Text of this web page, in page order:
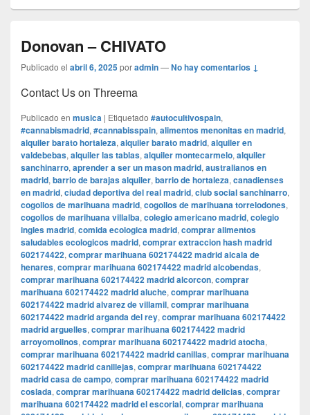
Donovan – CHIVATO
Publicado el abril 6, 2025poradmin—No hay comentarios ↓
Contact Us on Threema
Publicado en musica | Etiquetado #autocultivospain,
#cannabismadrid, #cannabisspain, alimentos menonitas en madrid,
alquiler barato hortaleza, alquiler barato madrid, alquiler en
valdebebas, alquiler las tablas, alquiler montecarmelo, alquiler
sanchinarro, aprender a ser un mason madrid, australianos en
madrid, barrio de barajas alquiler, barrio de hortaleza, canadienses
en madrid, ciudad deportiva del real madrid, club social sanchinarro,
cogollos de marihuana madrid, cogollos de marihuana torrelodones,
cogollos de marihuana villalba, colegio americano madrid, colegio
ingles madrid, comida ecologica madrid, comprar alimentos
saludables ecologicos madrid, comprar extraccion hash madrid
602174422, comprar marihuana 602174422 madrid alcala de
henares, comprar marihuana 602174422 madrid alcobendas,
comprar marihuana 602174422 madrid alcorcon, comprar
marihuana 602174422 madrid aluche, comprar marihuana
602174422 madrid alvarez de villamil, comprar marihuana
602174422 madrid arganda del rey, comprar marihuana 602174422
madrid arguelles, comprar marihuana 602174422 madrid
arroyomolinos, comprar marihuana 602174422 madrid atocha,
comprar marihuana 602174422 madrid canillas, comprar marihuana
602174422 madrid canillejas, comprar marihuana 602174422
madrid casa de campo, comprar marihuana 602174422 madrid
coslada, comprar marihuana 602174422 madrid delicias, comprar
marihuana 602174422 madrid el escorial, comprar marihuana